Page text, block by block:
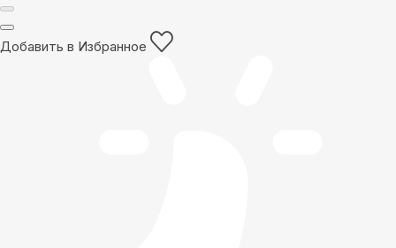
Добавить в Избранное